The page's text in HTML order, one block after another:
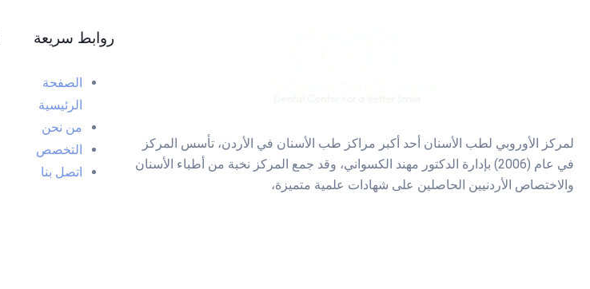
لمركز الأوروبي لطب الأسنان أحد أكبر مراكز طب الأسنان في الأردن، تأسس المركز
في عام (2006) بإدارة الدكتور مهند الكسواني، وقد جمع المركز نخبة من أطباء الأسنان
والاختصاص الأردنيين الحاصلين على شهادات علمية متميزة،
روابط سريعة
الصفحة
الرئيسية
من نحن
التخصص
اتصل بنا